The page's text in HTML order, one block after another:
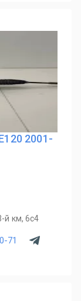
2001-
й км, 6с4
71